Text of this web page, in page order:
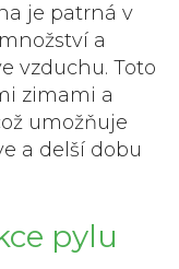
je patrná v
a
vzduchu. Toto
zimami a
umožňuje
a delší dobu
pylu